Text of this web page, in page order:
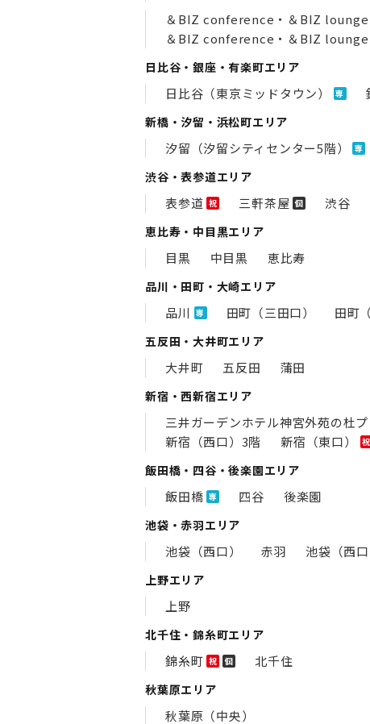
＆BIZ conference・＆BIZ lounge
＆BIZ conference・＆BIZ lounge
日比谷・銀座・有楽町エリア
日比谷（東京ミッドタウン） 専
新橋・汐留・浜松町エリア
汐留（汐留シティセンター5階） 専
渋谷・表参道エリア
表参道 祝 三軒茶屋 個 渋谷
恵比寿・中目黒エリア
目黒 中目黒 恵比寿
品川・田町・大崎エリア
品川 専 田町（三田口） 田町
五反田・大井町エリア
大井町 五反田 蒲田
新宿・西新宿エリア
三井ガーデンホテル神宮外苑の​杜
新宿（西口）3階 新宿（東口） 祝
飯田橋・四谷・後楽園エリア
飯田橋 専 四谷 後楽園
池袋・赤羽エリア
池袋（西口） 赤羽 池袋（西
上野エリア
上野
北千住・錦糸町エリア
錦糸町 祝 個 北千住
秋葉原エリア
秋葉原（中央）